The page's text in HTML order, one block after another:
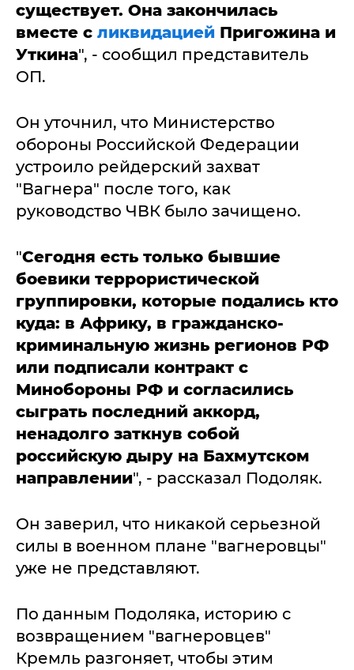
существует. Она закончилась
вместе с ликвидацией Пригожина и
Уткина", - сообщил представитель
ОП.
Он уточнил, что Министерство
обороны Российской Федерации
устроило рейдерский захват
"Вагнера" после того, как
руководство ЧВК было зачищено.
"Сегодня есть только бывшие
боевики террористической
группировки, которые подались кто
куда: в Африку, в гражданско-
криминальную жизнь регионов РФ
или подписали контракт с
Минобороны РФ и согласились
сыграть последний аккорд,
ненадолго заткнув собой
российскую дыру на Бахмутском
направлении", - рассказал Подоляк.
Он заверил, что никакой серьезной
силы в военном плане "вагнеровцы"
уже не представляют.
По данным Подоляка, историю с
возвращением "вагнеровцев"
Кремль разгоняет, чтобы этим